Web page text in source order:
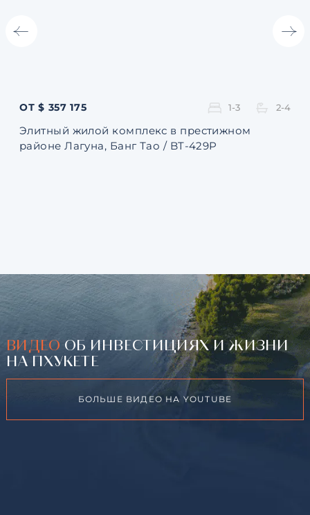
ОТ $ 357 175 1-3 2-4
Элитный жилой комплекс в престижном
районе Лагуна, Банг Тао / BT-429P
ВИДЕО ОБ ИНВЕСТИЦИЯХ И ЖИЗНИ
НА ПХУКЕТЕ
БОЛЬШЕ ВИДЕО НА YOUTUBE